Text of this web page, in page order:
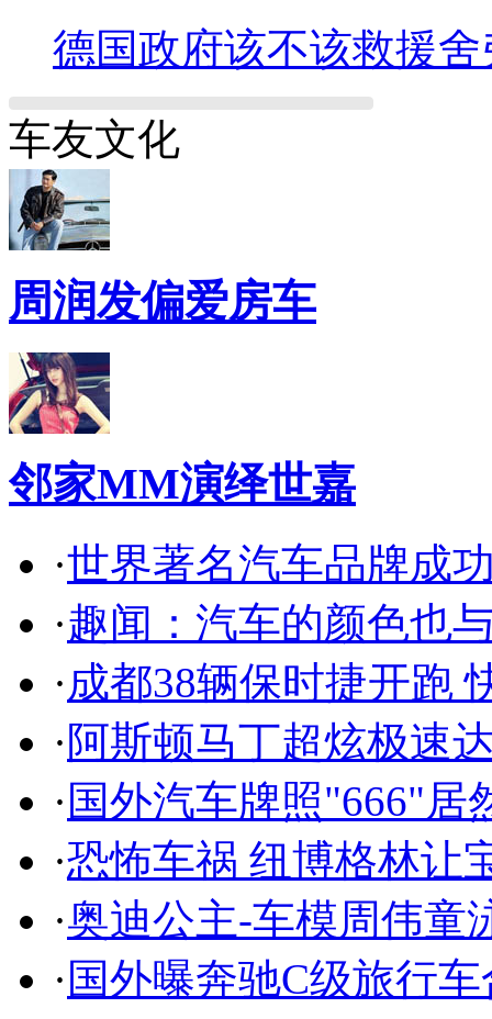
德国政府该不该救援舍
车友文化
周润发偏爱房车
邻家MM演绎世嘉
·世界著名汽车品牌成
·趣闻：汽车的颜色也
·成都38辆保时捷开跑
·阿斯顿马丁超炫极速
· 国外汽车牌照"666"居
·恐怖车祸 纽博格林让
·奥迪公主-车模周伟童
· 国外曝奔驰C级旅行